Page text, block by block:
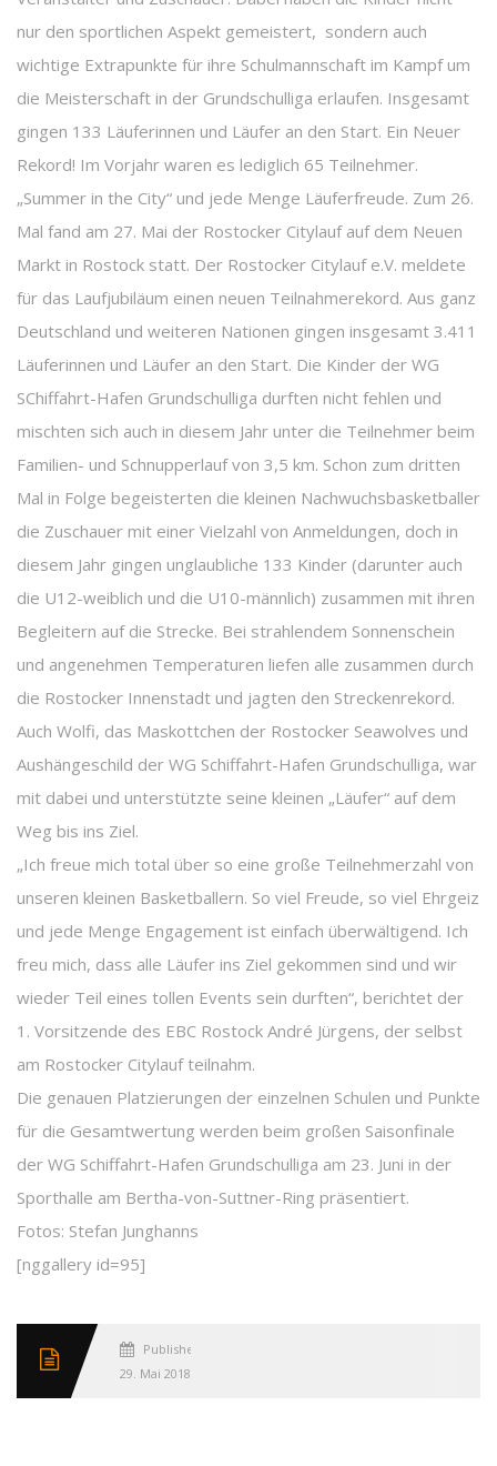
nur den sportlichen Aspekt gemeistert, sondern auch
wichtige Extrapunkte für ihre Schulmannschaft im Kampf um
die Meisterschaft in der Grundschulliga erlaufen. Insgesamt
gingen 133 Läuferinnen und Läufer an den Start. Ein Neuer
Rekord! Im Vorjahr waren es lediglich 65 Teilnehmer.
„Summer in the City“ und jede Menge Läuferfreude. Zum 26.
Mal fand am 27. Mai der Rostocker Citylauf auf dem Neuen
Markt in Rostock statt. Der Rostocker Citylauf e.V. meldete
für das Laufjubiläum einen neuen Teilnahmerekord. Aus ganz
Deutschland und weiteren Nationen gingen insgesamt 3.411
Läuferinnen und Läufer an den Start. Die Kinder der WG
SChiffahrt-Hafen Grundschulliga durften nicht fehlen und
mischten sich auch in diesem Jahr unter die Teilnehmer beim
Familien- und Schnupperlauf von 3,5 km. Schon zum dritten
Mal in Folge begeisterten die kleinen Nachwuchsbasketballer
die Zuschauer mit einer Vielzahl von Anmeldungen, doch in
diesem Jahr gingen unglaubliche 133 Kinder (darunter auch
die U12-weiblich und die U10-männlich) zusammen mit ihren
Begleitern auf die Strecke. Bei strahlendem Sonnenschein
und angenehmen Temperaturen liefen alle zusammen durch
die Rostocker Innenstadt und jagten den Streckenrekord.
Auch Wolfi, das Maskottchen der Rostocker Seawolves und
Aushängeschild der WG Schiffahrt-Hafen Grundschulliga, war
mit dabei und unterstützte seine kleinen „Läufer“ auf dem
Weg bis ins Ziel.
„Ich freue mich total über so eine große Teilnehmerzahl von
unseren kleinen Basketballern. So viel Freude, so viel Ehrgeiz
und jede Menge Engagement ist einfach überwältigend. Ich
freu mich, dass alle Läufer ins Ziel gekommen sind und wir
wieder Teil eines tollen Events sein durften“, berichtet der
1. Vorsitzende des EBC Rostock André Jürgens, der selbst
am Rostocker Citylauf teilnahm.
Die genauen Platzierungen der einzelnen Schulen und Punkte
für die Gesamtwertung werden beim großen Saisonfinale
der WG Schiffahrt-Hafen Grundschulliga am 23. Juni in der
Sporthalle am Bertha-von-Suttner-Ring präsentiert.
Fotos: Stefan Junghanns
[nggallery id=95]
Published
29. Mai 2018